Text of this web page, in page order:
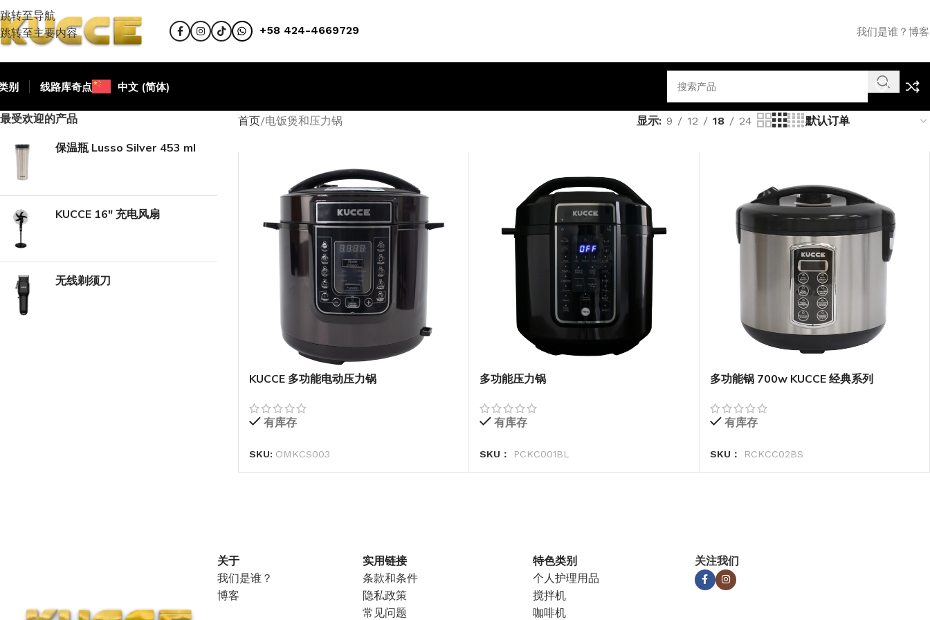
跳转至导航
跳转至主要内容
+58 424-4669729 我们是谁？ 博客
别 线路库奇点 中文 (简体)
最受欢迎的产品
保温瓶 Lusso Silver 453 ml
KUCCE 16" 充电风扇
无线剃须刀
首页 电饭煲和压力锅 显示 9 12 18 24
KUCCE 多功能电动压力锅
有库存
SKU: OMKCS003
多功能压力锅
有库存
SKU： PCKC001BL
多功能锅 700w KUCCE 经典系列
有库存
SKU： RCKCC02BS
关于
我们是谁？
博客
实用链接
条款和条件
隐私政策
常见问题
特色类别
个人护理用品
搅拌机
咖啡机
关注我们